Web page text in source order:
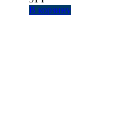
В корзину